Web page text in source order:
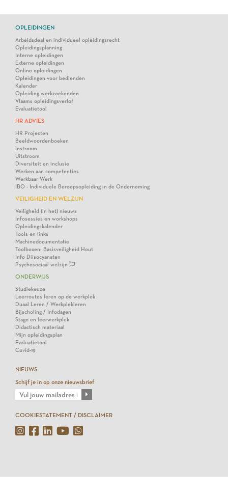
OPLEIDINGEN
Arbeidsdeal en individueel opleidingsrecht
Opleidingsplanning
Interne opleidingen
Externe opleidingen
Online opleidingen
Opleidingen voor bedienden
Kalender
Opleiding werkzoekenden
Vlaams opleidingsverlof
Evaluatietool
HR ADVIES
HR Projecten
Beeldwoordenboeken
Instroom
Uitstroom
Diversiteit en inclusie
Werken aan competenties
Werkbaar Werk
IBO - Individuele Beroepsopleiding in de Onderneming
VEILIGHEID EN WELZIJN
Veiligheid (in het) nieuws
Infosessies en workshops
Opleidingskalender
Tools en links
Machinedocumentatie
Toolboxen: Basisveiligheid Hout
Info Diisocyanaten
Psychosociaal welzijn
ONDERWIJS
Studiekeuze
Leerroutes leren op de werkplek
Duaal Leren / Werkplekleren
Bijscholing / Infodagen
Stage en leerwerkplek
Didactisch materiaal
Mijn opleidingsplan
Evaluatietool
Covid-19
NIEUWS
Schijf je in op onze nieuwsbrief
COOKIESTATEMENT / DISCLAIMER